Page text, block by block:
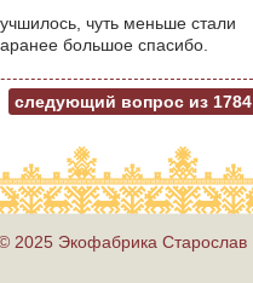
чуть меньше стали
большое спасибо.
следующий вопрос из 1784
2025 Экофабрика Старослав